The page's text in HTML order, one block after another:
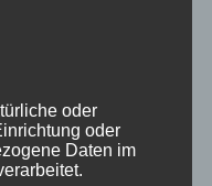
die dem Mauerwerk
größer — mit
noch
oder
oder
Daten im